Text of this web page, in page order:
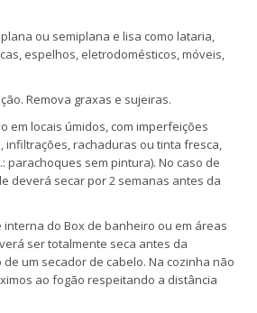
ou semiplana e lisa como lataria,
espelhos, eletrodomésticos, móveis,
Remova graxas e sujeiras.
em locais úmidos, com imperfeições
infiltrações, rachaduras ou tinta fresca,
parachoques sem pintura). No caso de
deverá secar por 2 semanas antes da
do Box de banheiro ou em áreas
ser totalmente seca antes da
um secador de cabelo. Na cozinha não
ao fogão respeitando a distância